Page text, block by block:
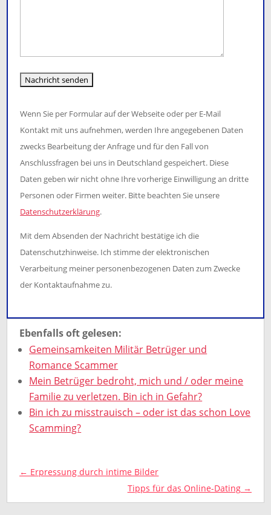
Wenn Sie per Formular auf der Webseite oder per E-Mail
Kontakt mit uns aufnehmen, werden Ihre angegebenen Daten
zwecks Bearbeitung der Anfrage und für den Fall von
Anschlussfragen bei uns in Deutschland gespeichert. Diese
Daten geben wir nicht ohne Ihre vorherige Einwilligung an dritte
Personen oder Firmen weiter. Bitte beachten Sie unsere
Datenschutzerklärung.
Mit dem Absenden der Nachricht bestätige ich die
Datenschutzhinweise. Ich stimme der elektronischen
Verarbeitung meiner personenbezogenen Daten zum Zwecke
der Kontaktaufnahme zu.
Ebenfalls oft gelesen:
Gemeinsamkeiten Militär Betrüger und
Romance Scammer
Mein Betrüger bedroht, mich und / oder meine
Familie zu verletzen. Bin ich in Gefahr?
Bin ich zu misstrauisch – oder ist das schon Love
Scamming?
← Erpressung durch intime Bilder
Tipps für das Online-Dating→